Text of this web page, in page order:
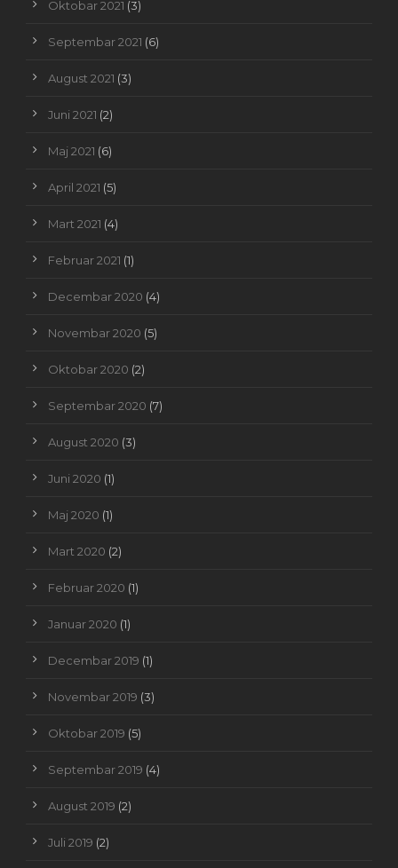
Oktobar 2021 (3)
Septembar 2021 (6)
August 2021 (3)
Juni 2021 (2)
Maj 2021 (6)
April 2021 (5)
Mart 2021 (4)
Februar 2021 (1)
Decembar 2020 (4)
Novembar 2020 (5)
Oktobar 2020 (2)
Septembar 2020 (7)
August 2020 (3)
Juni 2020 (1)
Maj 2020 (1)
Mart 2020 (2)
Februar 2020 (1)
Januar 2020 (1)
Decembar 2019 (1)
Novembar 2019 (3)
Oktobar 2019 (5)
Septembar 2019 (4)
August 2019 (2)
Juli 2019 (2)